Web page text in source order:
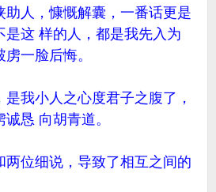
助人，慷慨解囊，一番话更是
是这 样的人，都是我先入为
一脸后悔。
是我小人之心度君子之腹了，
恳 向胡青道。
两位细说，导致了相互之间的